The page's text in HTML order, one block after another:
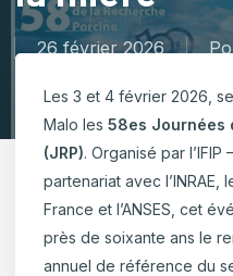
26 février 2026
Les 3 et 4 février 2026,
Malo les58es Journées
(JRP). Organisé par l’IFIP
partenariat avec l’INRAE,
France et l’ANSES, cet
près de soixante ans le
annuel de référence du